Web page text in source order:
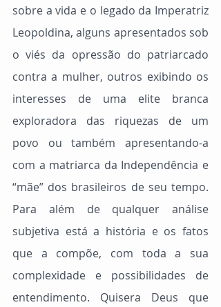
sobre a vida e o legado da Imperatriz
Leopoldina, alguns apresentados sob
o viés da opressão do patriarcado
contra a mulher, outros exibindo os
interesses de uma elite branca
exploradora das riquezas de um
povo ou também apresentando-a
com a matriarca da Independência e
“mãe” dos brasileiros de seu tempo.
Para além de qualquer análise
subjetiva está a história e os fatos
que a compõe, com toda a sua
complexidade e possibilidades de
entendimento. Quisera Deus que